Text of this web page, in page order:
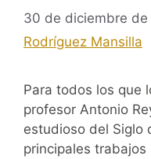
30 de diciembre de
Rodríguez Mansilla
Para todos los que
profesor Antonio
estudioso del Siglo
principales trabajos